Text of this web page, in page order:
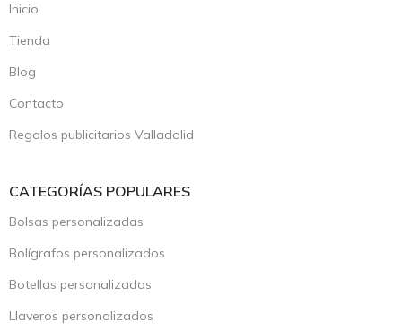
Inicio
Tienda
Blog
Contacto
Regalos publicitarios Valladolid
CATEGORÍAS POPULARES
Bolsas personalizadas
Bolígrafos personalizados
Botellas personalizadas
Llaveros personalizados